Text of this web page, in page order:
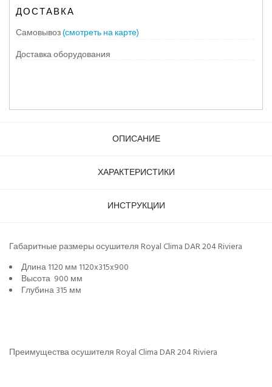
ДОСТАВКА
Самовывоз(смотреть на карте)
Доставка оборудования
ОПИСАНИЕ
ХАРАКТЕРИСТИКИ
ИНСТРУКЦИИ
Габаритные размеры осушителя Royal Clima DAR 204 Riviera
Длина 1120 мм 1120x315x900
Высота 900 мм
Глубина 315 мм
Преимущества осушителя Royal Clima DAR 204 Riviera